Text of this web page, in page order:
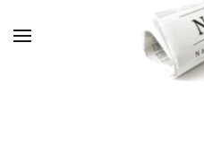
Zum Hauptinhalt springen